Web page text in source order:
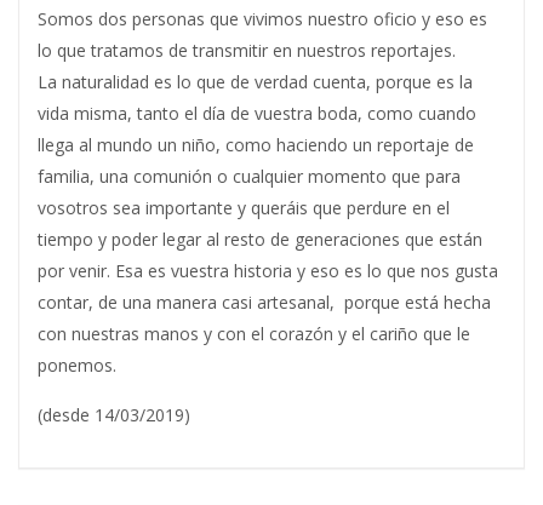
Somos dos personas que vivimos nuestro oficio y eso es
lo que tratamos de transmitir en nuestros reportajes.
La naturalidad es lo que de verdad cuenta, porque es la
vida misma, tanto el día de vuestra boda, como cuando
llega al mundo un niño, como haciendo un reportaje de
familia, una comunión o cualquier momento que para
vosotros sea importante y queráis que perdure en el
tiempo y poder legar al resto de generaciones que están
por venir. Esa es vuestra historia y eso es lo que nos gusta
contar, de una manera casi artesanal, porque está hecha
con nuestras manos y con el corazón y el cariño que le
ponemos.
(desde 14/03/2019)